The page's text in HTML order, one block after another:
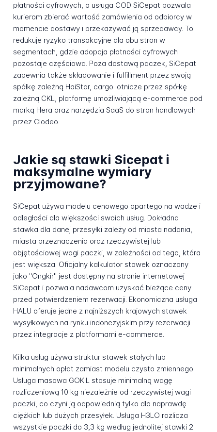
płatności cyfrowych, a usługa COD SiCepat pozwala
kurierom zbierać wartość zamówienia od odbiorcy w
momencie dostawy i przekazywać ją sprzedawcy. To
redukuje ryzyko transakcyjne dla obu stron w
segmentach, gdzie adopcja płatności cyfrowych
pozostaje częściowa. Poza dostawą paczek, SiCepat
zapewnia także składowanie i fulfillment przez swoją
spółkę zależną HaiStar, cargo lotnicze przez spółkę
zależną CKL, platformę umożliwiającą e-commerce pod
marką Hera oraz narzędzia SaaS do stron handlowych
przez Clodeo.
Jakie są stawki Sicepat i
maksymalne wymiary
przyjmowane?
SiCepat używa modelu cenowego opartego na wadze i
odległości dla większości swoich usług. Dokładna
stawka dla danej przesyłki zależy od miasta nadania,
miasta przeznaczenia oraz rzeczywistej lub
objętościowej wagi paczki, w zależności od tego, która
jest większa. Oficjalny kalkulator stawek oznaczony
jako "Ongkir" jest dostępny na stronie internetowej
SiCepat i pozwala nadawcom uzyskać bieżące ceny
przed potwierdzeniem rezerwacji. Ekonomiczna usługa
HALU oferuje jedne z najniższych krajowych stawek
wysyłkowych na rynku indonezyjskim przy rezerwacji
przez integracje z platformami e-commerce.
Kilka usług używa struktur stawek stałych lub
minimalnych opłat zamiast modelu czysto zmiennego.
Usługa masowa GOKIL stosuje minimalną wagę
rozliczeniową 10 kg niezależnie od rzeczywistej wagi
paczki, co czyni ją odpowiednią tylko dla naprawdę
ciężkich lub dużych przesyłek. Usługa H3LO rozlicza
wszystkie paczki do 3,3 kg według jednolitej stawki 2